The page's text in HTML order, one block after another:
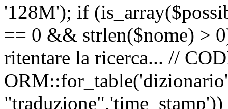
'128M'); if
== 0 && strlen($nome) >
ritentare la ricerca... //